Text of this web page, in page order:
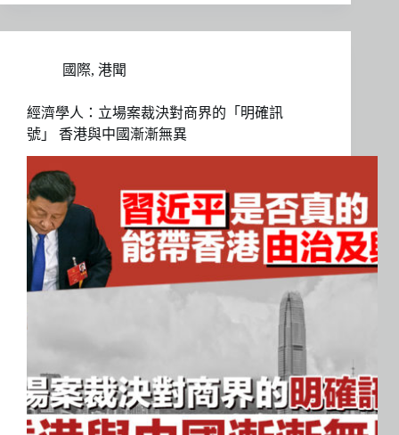
國際, 港聞
經濟學人：立場案裁決對商界的「明確訊
號」 香港與中國漸漸無異